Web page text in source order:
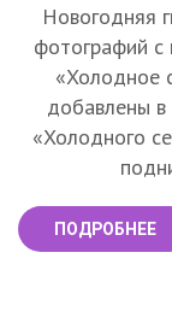
Новогодняя
фотографий с
«Холодное
добавлены в
«Холодного
ПОДРОБНЕЕ